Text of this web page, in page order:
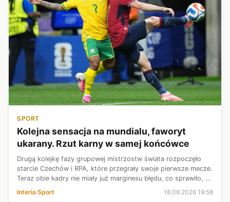
SPORT
Kolejna sensacja na mundialu, faworyt
ukarany. Rzut karny w samej końcówce
Drugą kolejkę fazy grupowej mistrzostw świata rozpoczęło
starcie Czechów i RPA, które przegrały swoje pierwsze mecze.
Teraz obie kadry nie miały już marginesu błędu, co sprawiło, że
RPA do...
Interia Sport 18.06.2026 19:58